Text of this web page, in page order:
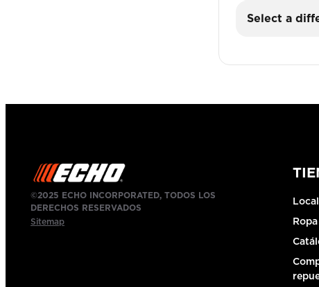
Select a
©2025 ECHO INCORPORATED, TODOS LOS
DERECHOS RESERVADOS
Sitemap
Ropa